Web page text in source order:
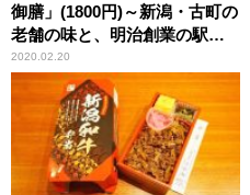
御膳」(1800円)～新潟・古町の
老舗の味と、明治創業の駅弁
屋さんの技がコラボ！
2020.02.20